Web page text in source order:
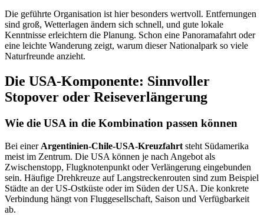
Die geführte Organisation ist hier besonders wertvoll. Entfernungen
sind groß, Wetterlagen ändern sich schnell, und gute lokale
Kenntnisse erleichtern die Planung. Schon eine Panoramafahrt oder
eine leichte Wanderung zeigt, warum dieser Nationalpark so viele
Naturfreunde anzieht.
Die USA-Komponente: Sinnvoller
Stopover oder Reiseverlängerung
Wie die USA in die Kombination passen können
Bei einer Argentinien-Chile-USA-Kreuzfahrt steht Südamerika
meist im Zentrum. Die USA können je nach Angebot als
Zwischenstopp, Flugknotenpunkt oder Verlängerung eingebunden
sein. Häufige Drehkreuze auf Langstreckenrouten sind zum Beispiel
Städte an der US-Ostküste oder im Süden der USA. Die konkrete
Verbindung hängt von Fluggesellschaft, Saison und Verfügbarkeit
ab.